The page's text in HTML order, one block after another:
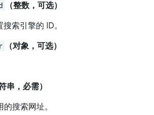
（整数，可选）
索引擎的 ID。
（对象，可选）
串，必需）
搜索网址。